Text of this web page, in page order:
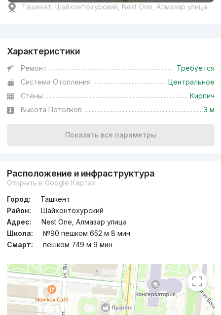
Ташкент, Шайхонтохурский, Nest One, Алмазар улица
Характеристики
Ремонт
Требуется
Система Отопления
Центральное
Стены
Кирпич
Высота Потолков
3 м
Показать все параметры
Расположение и инфраструктура
Открыть в Google Картах
Город:
Ташкент
Район:
Шайхонтохурский
Адрес:
Nest One, Алмазар улица
Школа:
№90 пешком 652 м 8 мин
Смарт:
пешком 749 м 9 мин